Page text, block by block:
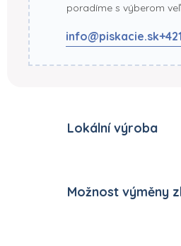
poradíme s výberom
info@piskacie.sk
Lokální výroba
Možnost výměny